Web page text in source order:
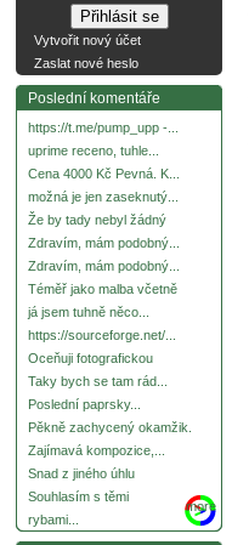
Vytvořit nový účet
Zaslat nové heslo
Poslední komentáře
https://t.me/pump_upp -...
uprime receno, tuhle...
Cena 4000 Kč Pevná. K...
možná je jen zaseknutý...
Že by tady nebyl žádný
Zdravím, mám podobný...
Zdravím, mám podobný...
Téměř jako malba včetně
já jsem tuhně něco...
https://sourceforge.net/...
Oceňuji fotografickou
Taky bych se tam rád...
Poslední paprsky...
Pěkně zachycený okamžik.
Zajímavá kompozice,...
Snad z jiného úhlu
Souhlasím s těmi
rybami...
more